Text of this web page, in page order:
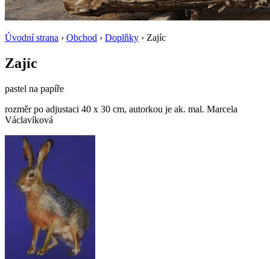
Úvodní strana › Obchod › Doplňky › Zajíc
Zajíc
pastel na papíře
rozměr po adjustaci 40 x 30 cm, autorkou je ak. mal. Marcela
Václavíková